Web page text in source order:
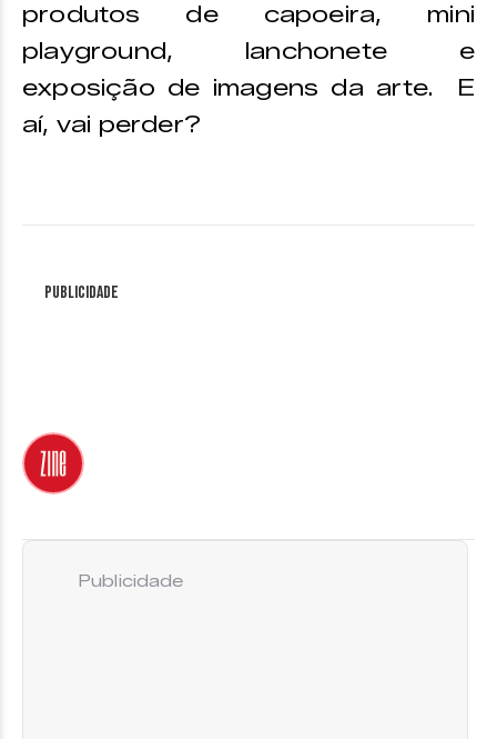
produtos de capoeira, mini
playground, lanchonete e
exposição de imagens da arte. E
aí, vai perder?
Publicidade
Publicidade